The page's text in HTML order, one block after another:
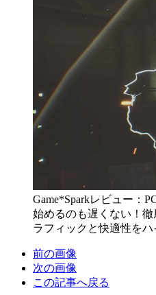
Game*Sparkレビュー：
始めるのも遅くない！
ラフィックと快適性を
前の画像
次の画像
この記事へ戻る